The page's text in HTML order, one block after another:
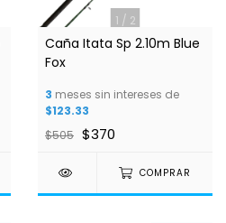
1 / 2
Caña Itata Sp 2.10m Blue
Fox
3 meses sin intereses de
$123.33
$505 $370
COMPRAR